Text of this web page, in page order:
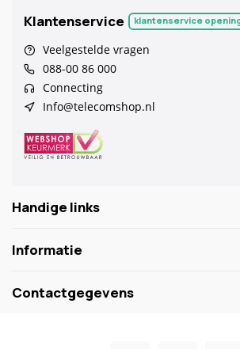
Klantenservice klantenservice
Veelgestelde vragen
088-00 86 000
Connecting
Info@telecomshop.nl
Handige links
Informatie
Contactgegevens